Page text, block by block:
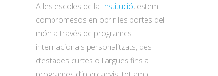
A les escoles de la Institució, estem
compromesos en obrir les portes del
món a través de programes
internacionals personalitzats, des
d’estades curtes o llargues fins a